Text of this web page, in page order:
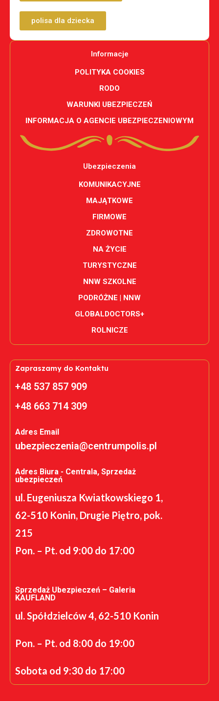
polisa dla dziecka
Informacje
POLITYKA COOKIES
RODO
WARUNKI UBEZPIECZEŃ
INFORMACJA O AGENCIE UBEZPIECZENIOWYM
Ubezpieczenia
KOMUNIKACYJNE
MAJĄTKOWE
FIRMOWE
ZDROWOTNE
NA ŻYCIE
TURYSTYCZNE
NNW SZKOLNE
PODRÓŻNE | NNW
GLOBALDOCTORS+
ROLNICZE
Zapraszamy do Kontaktu
+48 537 857 909
+48 663 714 309
Adres Email
ubezpieczenia@centrumpolis.pl
Adres Biura - Centrala, Sprzedaż
ubezpieczeń
ul. Eugeniusza Kwiatkowskiego 1,
62-510 Konin, Drugie Piętro, pok.
215
Pon. – Pt. od 9:00 do 17:00
Sprzedaż Ubezpieczeń – Galeria
KAUFLAND
ul. Spółdzielców 4, 62-510 Konin
Pon. – Pt. od 8:00 do 19:00
Sobota od 9:30 do 17:00